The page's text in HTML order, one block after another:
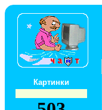
Картинки